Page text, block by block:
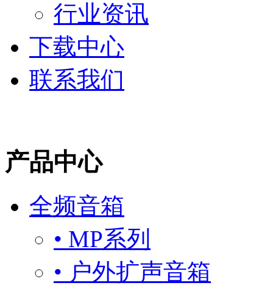
行业资讯
下载中心
联系我们
产品中心
全频音箱
• MP系列
• 户外扩声音箱